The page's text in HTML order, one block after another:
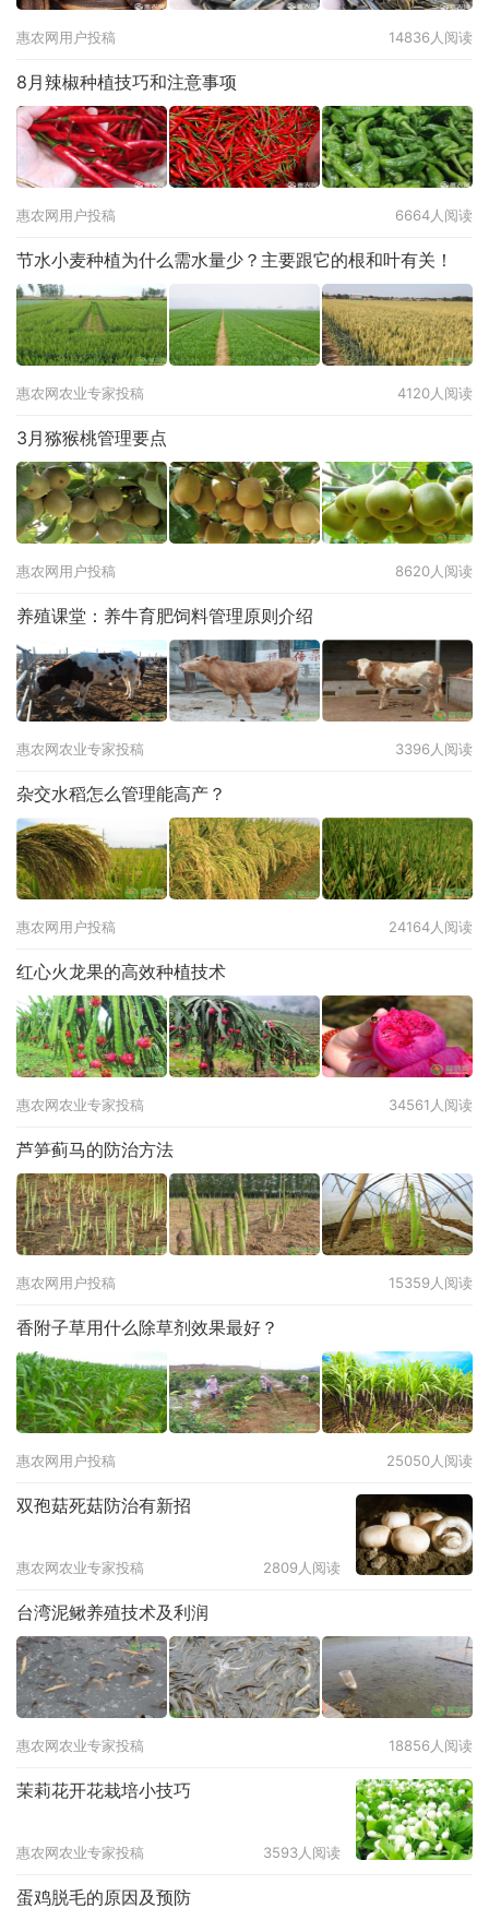
惠农网用户投稿 14836人阅读
8月辣椒种植技巧和注意事项
惠农网用户投稿 6664人阅读
节水小麦种植为什么需水量少？主要跟它的根和叶有关！
惠农网农业专家投稿 4120人阅读
3月猕猴桃管理要点
惠农网用户投稿 8620人阅读
养殖课堂：养牛育肥饲料管理原则介绍
惠农网农业专家投稿 3396人阅读
杂交水稻怎么管理能高产？
惠农网用户投稿 24164人阅读
红心火龙果的高效种植技术
惠农网农业专家投稿 34561人阅读
芦笋蓟马的防治方法
惠农网用户投稿 15359人阅读
香附子草用什么除草剂效果最好？
惠农网用户投稿 25050人阅读
双孢菇死菇防治有新招
惠农网农业专家投稿 2809人阅读
台湾泥鳅养殖技术及利润
惠农网农业专家投稿 18856人阅读
茉莉花开花栽培小技巧
惠农网农业专家投稿 3593人阅读
蛋鸡脱毛的原因及预防